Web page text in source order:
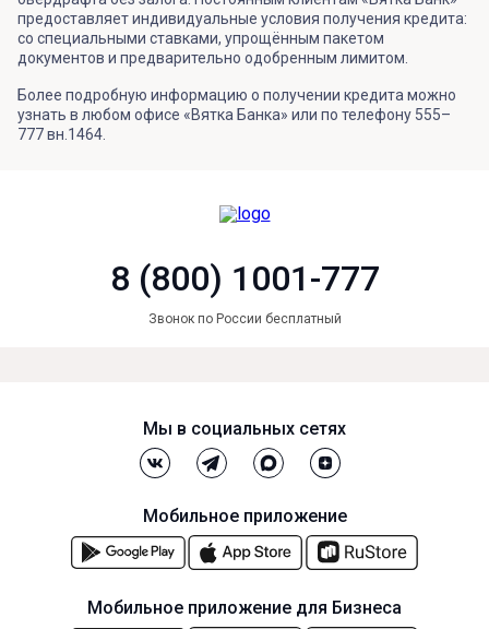
предоставляет индивидуальные условия получения кредита:
со специальными ставками, упрощённым пакетом
документов и предварительно одобренным лимитом.
Более подробную информацию о получении кредита можно
узнать в любом офисе «Вятка Банка» или по телефону 555–
777 вн.1464.
8 (800) 1001-777
Звонок по России бесплатный
Мы в социальных сетях
Мобильное приложение
Мобильное приложение для Бизнеса